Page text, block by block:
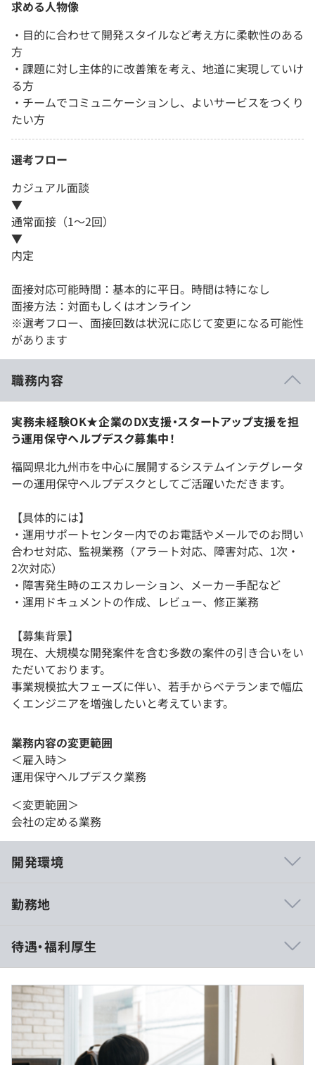
求める人物像
・目的に合わせて開発スタイルなど考え方に柔軟性のある
方
・課題に対し主体的に改善策を考え、地道に実現していけ
る方
・チームでコミュニケーションし、よいサービスをつくり
たい方
選考フロー
カジュアル面談
▼
通常面接（1～2回）
▼
内定
面接対応可能時間：基本的に平日。時間は特になし
面接方法：対面もしくはオンライン
※選考フロー、面接回数は状況に応じて変更になる可能性
があります
職務内容
実務未経験OK★企業のDX支援・スタートアップ支援を担
う運用保守ヘルプデスク募集中！
福岡県北九州市を中心に展開するシステムインテグレータ
ーの運用保守ヘルプデスクとしてご活躍いただきます。
【具体的には】
・運用サポートセンター内でのお電話やメールでのお問い
合わせ対応、監視業務（アラート対応、障害対応、1次・
2次対応）
・障害発生時のエスカレーション、メーカー手配など
・運用ドキュメントの作成、レビュー、修正業務
【募集背景】
現在、大規模な開発案件を含む多数の案件の引き合いをい
ただいております。
事業規模拡大フェーズに伴い、若手からベテランまで幅広
くエンジニアを増強したいと考えています。
業務内容の変更範囲
＜雇入時＞
運用保守ヘルプデスク業務
＜変更範囲＞
会社の定める業務
開発環境
当社はBOP（業務運営代行）によるデータ化、そしてそ
の後のデータサイエンスにより、DX後のあるべき姿をお
客様とともに考えます。そこにおいて出てきた本質的課
題、あるべき姿、2点のギャップを埋めるためのシステム
リソースを提供していきます。
当社は必要なものを最短でつくりデリバリーするコトを大
勤務地
待遇・福利厚生
予定年収：300万円～420万円
■日給月給制